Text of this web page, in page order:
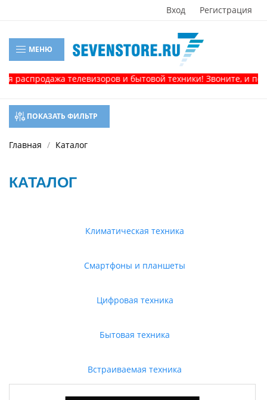
Вход Регистрация
МЕНЮ
телевизоров и бытовой техники! Звоните, и получите
ПОКАЗАТЬ ФИЛЬТР
Главная Каталог
КАТАЛОГ
Климатическая техника
Смартфоны и планшеты
Цифровая техника
Бытовая техника
Встраиваемая техника